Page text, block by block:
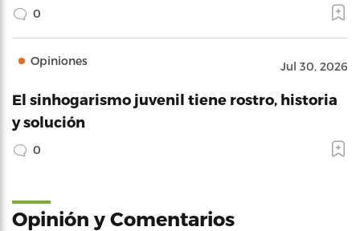
0
Opiniones Jul 30, 2026
El sinhogarismo juvenil tiene rostro, historia
y solución
0
Opinión y Comentarios